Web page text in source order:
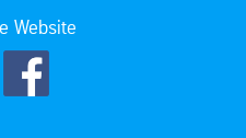
Website